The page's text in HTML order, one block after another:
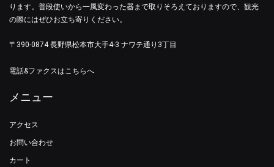
ります。普段使いから一風変わった器まで取りそろえておりますので、観光
の際にはぜひお立ち寄りください。
〒390-0874 長野県松本市大手4-3 ナワテ通り3丁目
電話&ファクスはこちらへ
メニュー
アクセス
お問い合わせ
カート